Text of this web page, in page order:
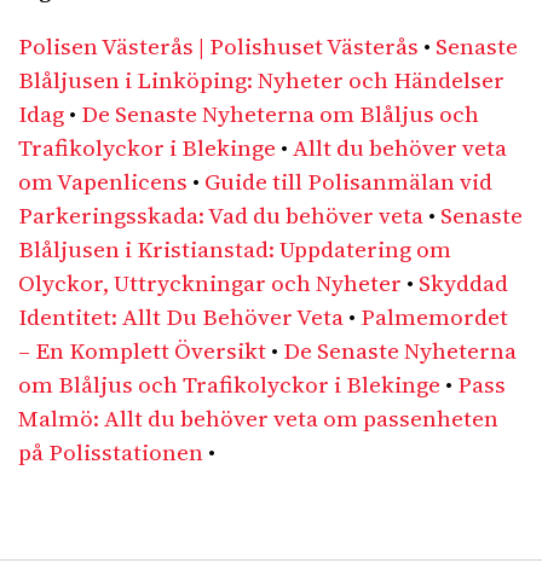
Polisen Västerås | Polishuset Västerås • Senaste
Blåljusen i Linköping: Nyheter och Händelser
Idag• De Senaste Nyheterna om Blåljus och
Trafikolyckor i Blekinge •Allt du behöver veta
om Vapenlicens • Guide till Polisanmälan vid
Parkeringsskada: Vad du behöver veta• Senaste
Blåljusen i Kristianstad: Uppdatering om
Olyckor, Uttryckningar och Nyheter • Skyddad
Identitet: Allt Du Behöver Veta• Palmemordet
– En Komplett Översikt• De Senaste Nyheterna
om Blåljus och Trafikolyckor i Blekinge • Pass
Malmö: Allt du behöver veta om passenheten
på Polisstationen•